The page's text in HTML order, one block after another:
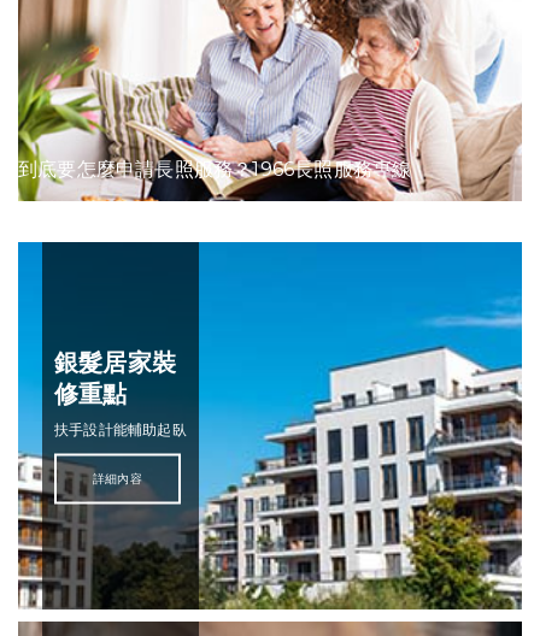
到底要怎麼申請長照服務？1966長照服務專線
銀髮居家裝
修重點
扶手設計能輔助起臥
詳細內容